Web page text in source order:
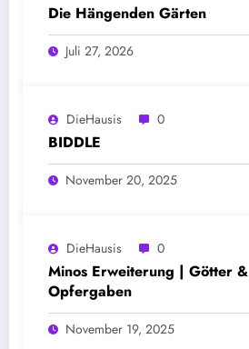
Die Hängenden Gärten
Juli 27, 2026
DieHausis 0
BIDDLE
November 20, 2025
DieHausis 0
Minos Erweiterung | Götter &
Opfergaben
November 19, 2025